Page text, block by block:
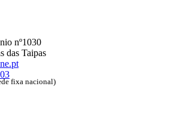
nº1030
das Taipas
fixa nacional)